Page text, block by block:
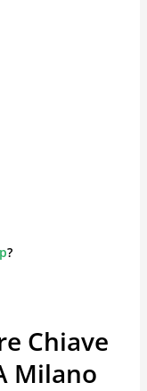
?
Chiave
Milano